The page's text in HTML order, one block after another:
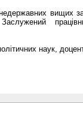
вищих
наук,